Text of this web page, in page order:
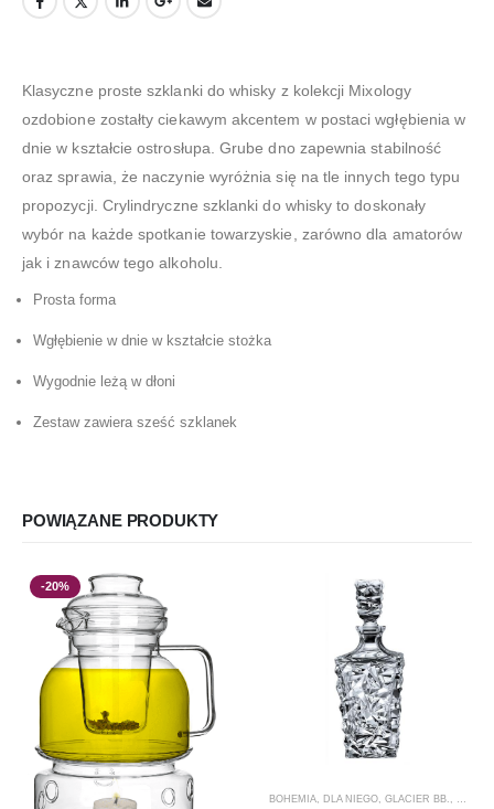
Klasyczne proste szklanki do whisky z kolekcji Mixology
ozdobione zostałty ciekawym akcentem w postaci wgłębienia w
dnie w kształcie ostrosłupa. Grube dno zapewnia stabilność
oraz sprawia, że naczynie wyróżnia się na tle innych tego typu
propozycji. Crylindryczne szklanki do whisky to doskonały
wybór na każde spotkanie towarzyskie, zarówno dla amatorów
jak i znawców tego alkoholu.
Prosta forma
Wgłębienie w dnie w kształcie stożka
Wygodnie leżą w dłoni
Zestaw zawiera sześć szklanek
POWIĄZANE PRODUKTY
-20%
BOHEMIA, DLA NIEGO, GLACIER BB. ,